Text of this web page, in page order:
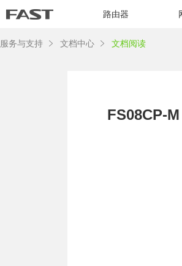
路由器
服务与支持 文档中心 文档阅读
FS08CP-